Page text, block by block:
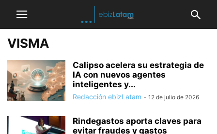
VISMA
Calipso acelera su estrategia de
IA con nuevos agentes
inteligentes y...
Redacción ebizLatam - 12 de julio de 2026
Rindegastos aporta claves para
evitar fraudes y gastos